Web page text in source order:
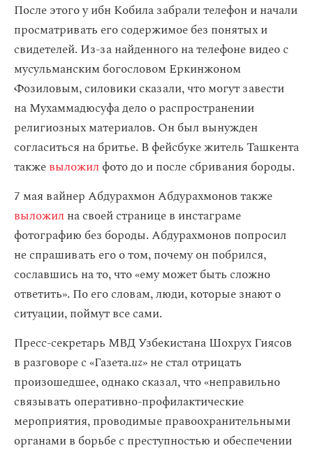
После этого у ибн Кобила забрали телефон и начали
просматривать его содержимое без понятых и
свидетелей. Из-за найденного на телефоне видео с
мусульманским богословом Еркинжоном
Фозиловым, силовики сказали, что могут завести
на Мухаммадюсуфа дело о распространении
религиозных материалов. Он был вынужден
согласиться на бритье. В фейсбуке житель Ташкента
такжевыложил фото до и после сбривания бороды.
7 мая вайнер Абдурахмон Абдурахмонов также
выложил на своей странице в инстаграме
фотографию без бороды. Абдурахмонов попросил
не спрашивать его о том, почему он побрился,
сославшись на то, что «ему может быть сложно
ответить». По его словам, люди, которые знают о
ситуации, поймут все сами.
Пресс-секретарь МВД Узбекистана Шохрух Гиясов
в разговоре с «Газета.uz» не стал отрицать
произошедшее, однако сказал, что «неправильно
связывать оперативно-профилактические
мероприятия, проводимые правоохранительными
органами в борьбе с преступностью и обеспечении